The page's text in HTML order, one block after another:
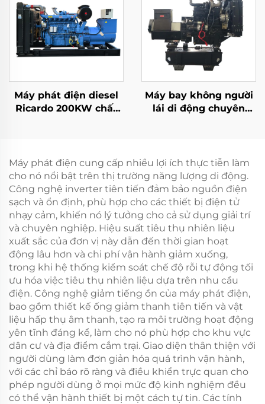
Máy phát điện diesel
Ricardo 200KW chất
Máy bay không người
lái di động chuyên
Máy phát điện cung cấp nhiều lợi ích thực tiễn làm
cho nó nổi bật trên thị trường năng lượng di động.
Công nghệ inverter tiên tiến đảm bảo nguồn điện
sạch và ổn định, phù hợp cho các thiết bị điện tử
nhạy cảm, khiến nó lý tưởng cho cả sử dụng giải trí
và chuyên nghiệp. Hiệu suất tiêu thụ nhiên liệu
xuất sắc của đơn vị này dẫn đến thời gian hoạt
động lâu hơn và chi phí vận hành giảm xuống,
trong khi hệ thống kiểm soát chế độ rỗi tự động tối
ưu hóa việc tiêu thụ nhiên liệu dựa trên nhu cầu
điện. Công nghệ giảm tiếng ồn của máy phát điện,
bao gồm thiết kế ống giảm thanh tiên tiến và vật
liệu hấp thụ âm thanh, tạo ra môi trường hoạt động
yên tĩnh đáng kể, làm cho nó phù hợp cho khu vực
dân cư và địa điểm cắm trại. Giao diện thân thiện với
người dùng làm đơn giản hóa quá trình vận hành,
với các chỉ báo rõ ràng và điều khiển trực quan cho
phép người dùng ở mọi mức độ kinh nghiệm đều
có thể vận hành thiết bị một cách tự tin. Các tính